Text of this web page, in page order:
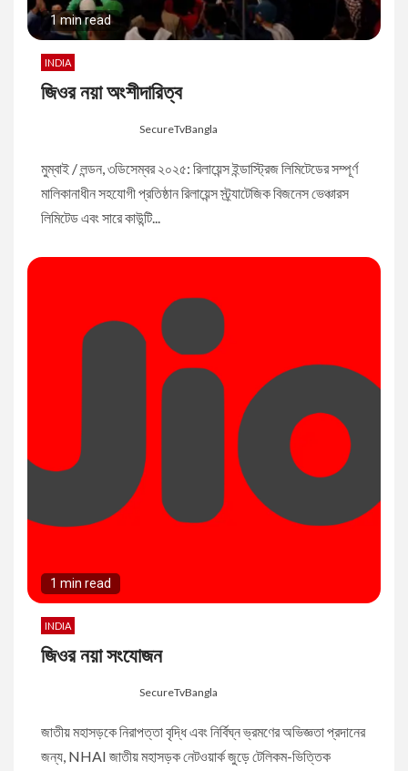
1 min read
INDIA
জিওর নয়া অংশীদারিত্ব
SecureTvBangla
মুম্বাই / লন্ডন, ৩ডিসেম্বর ২০২৫: রিলায়েন্স ইন্ডাস্ট্রিজ লিমিটেডের সম্পূর্ণ
মালিকানাধীন সহযোগী প্রতিষ্ঠান রিলায়েন্স স্ট্র্যাটেজিক বিজনেস ভেঞ্চারস
লিমিটেড এবং সারে কাউন্টি...
1 min read
INDIA
জিওর নয়া সংযোজন
SecureTvBangla
জাতীয় মহাসড়কে নিরাপত্তা বৃদ্ধি এবং নির্বিঘ্ন ভ্রমণের অভিজ্ঞতা প্রদানের
জন্য, NHAI জাতীয় মহাসড়ক নেটওয়ার্ক জুড়ে টেলিকম-ভিত্তিক